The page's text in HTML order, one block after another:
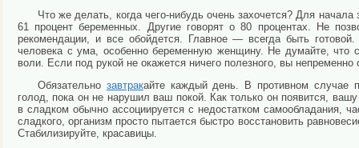
Что же делать, когда чего-нибудь очень захо­чется? Для
61 процент беременных. Другие говорят о 80 процентах. Не
рекомендации, и все обойдется. Глав­ное — всегда быть
человека с ума, особенно беременную женщину. Не думайте, что
воли. Если под рукой не окажется ничего полезного, вы
Обязательно завтракайте каждый день. В противном случае
голод, пока он не нарушил ваш покой. Как только он появится,
в сладком обычно ассоцииру­ется с недостатком самообладания,
сладкого, орга­низм просто пытается быстро восстановить
Ста­билизируйте, красавицы.